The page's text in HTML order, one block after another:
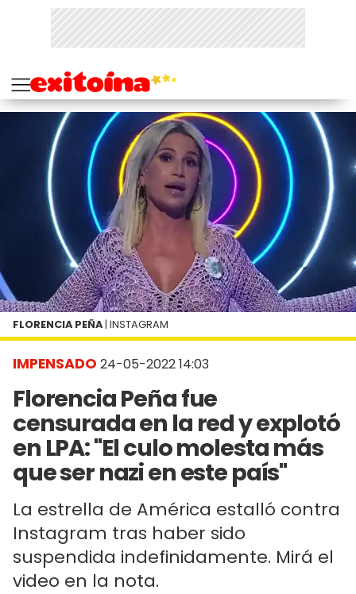
IMPENSADO 24-05-2022 14:03
Florencia Peña fue
censurada en la red y explotó
en LPA: "El culo molesta más
que ser nazi en este país"
La estrella de América estalló contra
Instagram tras haber sido
suspendida indefinidamente. Mirá el
video en la nota.
FLORENCIA PEÑA | INSTAGRAM